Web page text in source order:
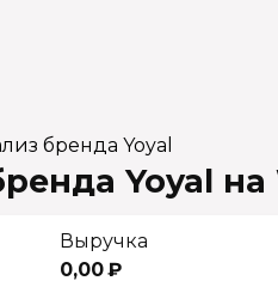
бренда Yoyal
Yoyal
Выручка
0,00 ₽